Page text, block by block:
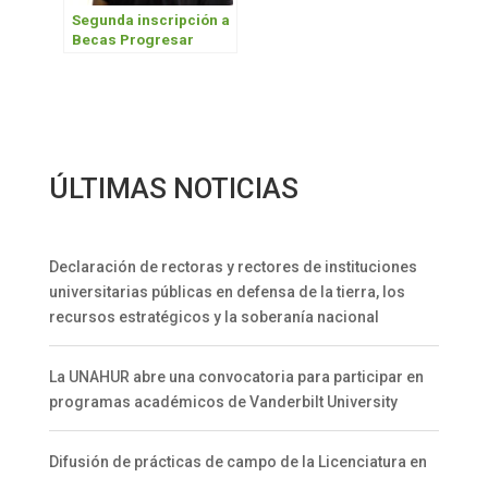
Segunda inscripción a
Becas Progresar
ÚLTIMAS NOTICIAS
Declaración de rectoras y rectores de instituciones
universitarias públicas en defensa de la tierra, los
recursos estratégicos y la soberanía nacional
La UNAHUR abre una convocatoria para participar en
programas académicos de Vanderbilt University
Difusión de prácticas de campo de la Licenciatura en